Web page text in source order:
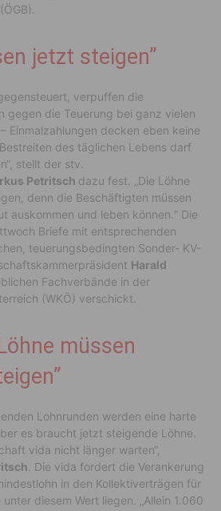
jetzt steigen”
verpuffen die
gegen die Teuerung bei ganz vielen
Einmalzahlungen decken eben keine
des täglichen Lebens darf
stellt der stv.
Petritsch dazu fest. „Die Löhne
denn die Beschäftigten müssen
auskommen und leben können.“ Die
Briefe mit entsprechenden
teuerungsbedingten Sonder- KV-
Harald
Fachverbände in der
(WKÖ) verschickt.
müssen
Lohnrunden werden eine harte
es braucht jetzt steigende Löhne.
vida nicht länger warten“,
. Die vida fordert die Verankerung
in den Kollektiverträgen für
diesem Wert liegen. „Allein 1.060